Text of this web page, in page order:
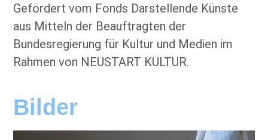
Gefördert vom Fonds Darstellende Künste
aus Mitteln der Beauftragten der
Bundesregierung für Kultur und Medien im
Rahmen von NEUSTART KULTUR.
Bilder